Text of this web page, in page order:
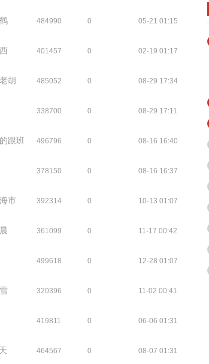
484990 0 05-21 01:15
401457 0 02-19 01:17
胡 485052 0 08-29 17:34
338700 0 08-29 17:11
跟班 496796 0 08-16 16:40
378150 0 08-16 16:37
市 392314 0 10-13 01:07
361099 0 11-17 00:42
十四章 大结局
499618 0 12-28 01:07
320396 0 11-02 00:41
419811 0 06-06 01:31
464567 0 08-07 01:31